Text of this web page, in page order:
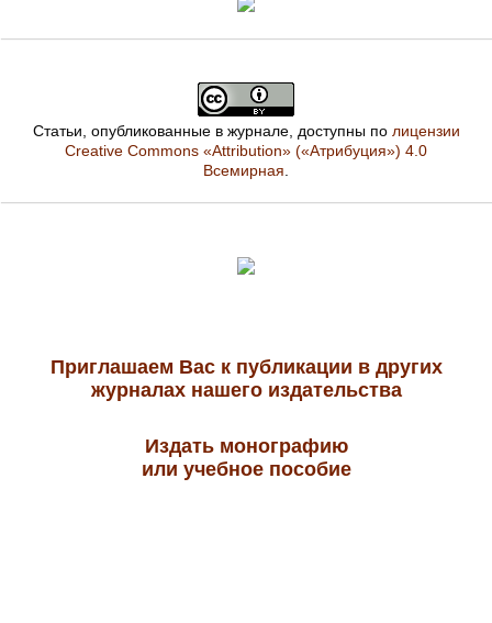
Статьи, опубликованные в журнале, доступны по лицензии
Creative Commons «Attribution» («Атрибуция») 4.0
Всемирная.
Приглашаем Вас к публикации в других
журналах нашего издательства
Издать монографию
или учебное пособие